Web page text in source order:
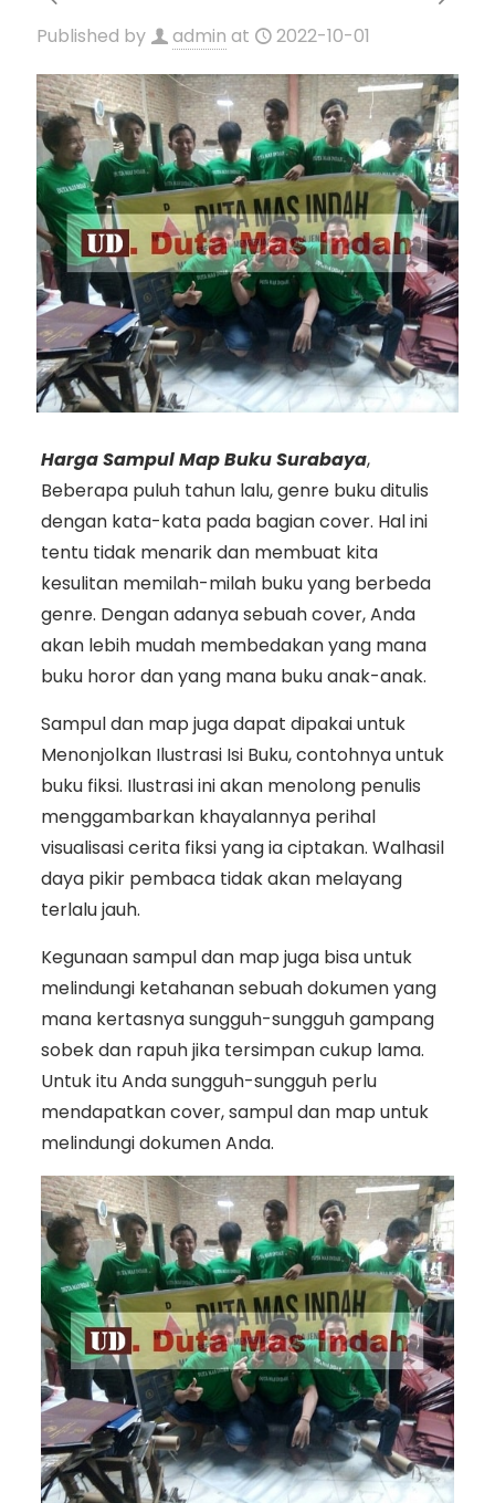
Published by admin at 2022-10-01
Harga Sampul Map Buku Surabaya,
Beberapa puluh tahun lalu, genre buku ditulis
dengan kata-kata pada bagian cover. Hal ini
tentu tidak menarik dan membuat kita
kesulitan memilah-milah buku yang berbeda
genre. Dengan adanya sebuah cover, Anda
akan lebih mudah membedakan yang mana
buku horor dan yang mana buku anak-anak.
Sampul dan map juga dapat dipakai untuk
Menonjolkan Ilustrasi Isi Buku, contohnya untuk
buku fiksi. Ilustrasi ini akan menolong penulis
menggambarkan khayalannya perihal
visualisasi cerita fiksi yang ia ciptakan. Walhasil
daya pikir pembaca tidak akan melayang
terlalu jauh.
Kegunaan sampul dan map juga bisa untuk
melindungi ketahanan sebuah dokumen yang
mana kertasnya sungguh-sungguh gampang
sobek dan rapuh jika tersimpan cukup lama.
Untuk itu Anda sungguh-sungguh perlu
mendapatkan cover, sampul dan map untuk
melindungi dokumen Anda.